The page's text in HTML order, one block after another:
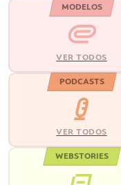
MODELOS
VER TODOS
PODCASTS
VER TODOS
WEBSTORIES